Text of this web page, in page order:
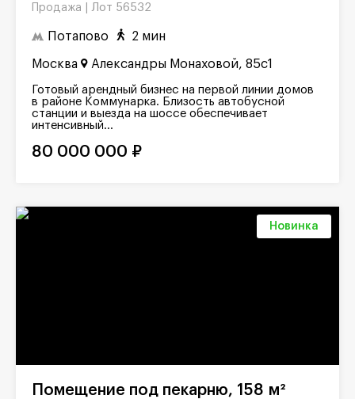
Продажа | Лот 56532
Потапово 2 мин
Москва Александры Монаховой, 85с1
Готовый арендный бизнес на первой линии домов
в районе Коммунарка. Близость автобусной
станции и выезда на шоссе обеспечивает
интенсивный...
80 000 000 ₽
Новинка
Помещение под пекарню, 158 м²